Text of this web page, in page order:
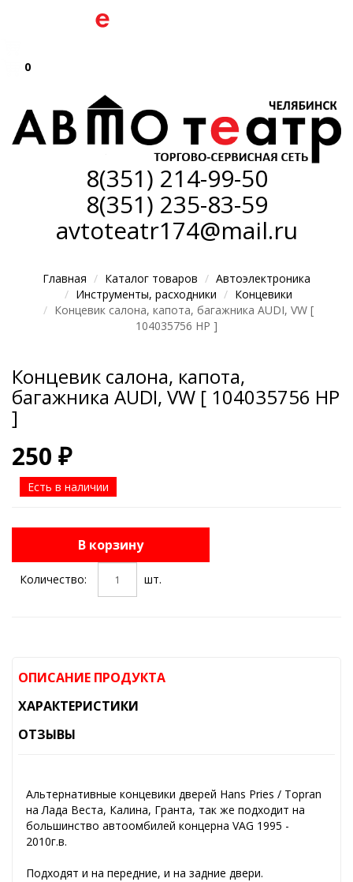
0
8(351) 214-99-50
8(351) 235-83-59
avtoteatr174@mail.ru
Главная Каталог товаров
Автоэлектроника
Инструменты, расходники
Концевики
Концевик салона, капота, багажника AUDI, VW [
104035756 HP ]
Концевик салона, капота,
багажника AUDI, VW [ 104035756 HP
]
250 ₽
Есть в наличии
В корзину
Количество: шт.
ОПИСАНИЕ ПРОДУКТА
ХАРАКТЕРИСТИКИ
ОТЗЫВЫ
Альтернативные концевики дверей Hans Pries / Topran
на Лада Веста, Калина, Гранта, так же подходит на
большинство автоомбилей концерна VAG 1995 -
2010г.в.
Подходят и на передние, и на задние двери.